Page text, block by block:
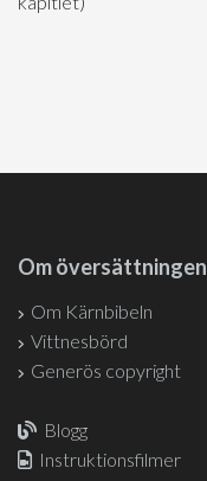
Om översättningen
Om Kärnbibeln
Vittnesbörd
Generös copyright
Blogg
Instruktionsfilmer